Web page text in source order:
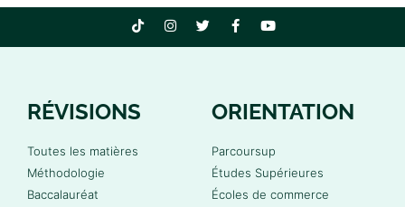
RÉVISIONS
Toutes les matières
Méthodologie
Baccalauréat
ORIENTATION
Parcoursup
Études Supérieures
Écoles de commerce